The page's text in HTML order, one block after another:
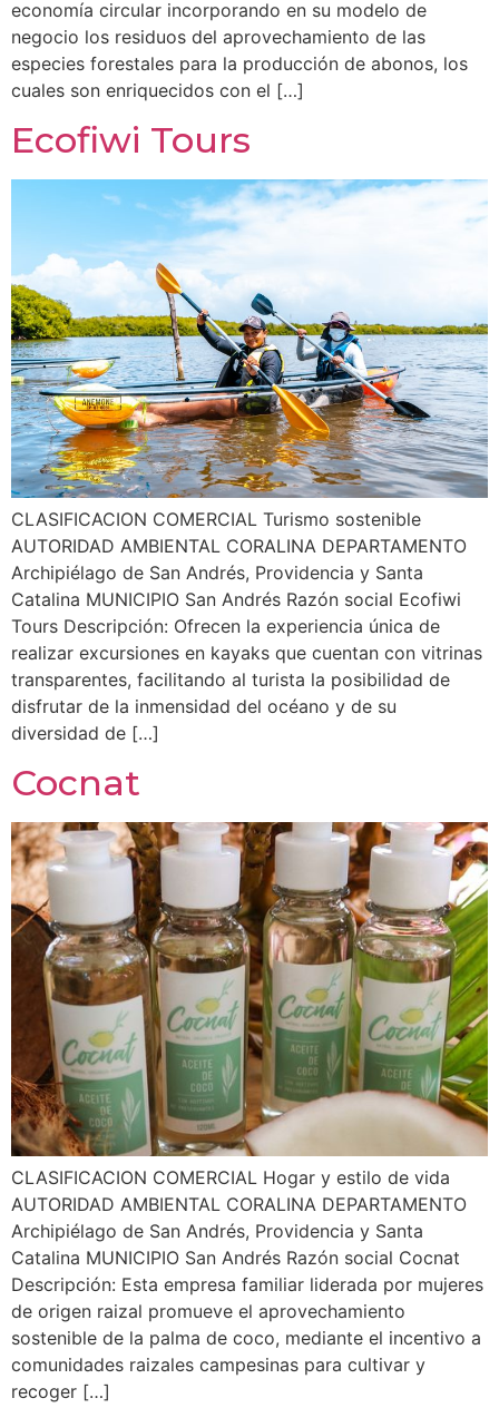
economía circular incorporando en su modelo de
negocio los residuos del aprovechamiento de las
especies forestales para la producción de abonos, los
cuales son enriquecidos con el […]
Ecofiwi Tours
CLASIFICACION COMERCIAL Turismo sostenible
AUTORIDAD AMBIENTAL CORALINA DEPARTAMENTO
Archipiélago de San Andrés, Providencia y Santa
Catalina MUNICIPIO San Andrés Razón social Ecofiwi
Tours Descripción: Ofrecen la experiencia única de
realizar excursiones en kayaks que cuentan con vitrinas
transparentes, facilitando al turista la posibilidad de
disfrutar de la inmensidad del océano y de su
diversidad de […]
Cocnat
CLASIFICACION COMERCIAL Hogar y estilo de vida
AUTORIDAD AMBIENTAL CORALINA DEPARTAMENTO
Archipiélago de San Andrés, Providencia y Santa
Catalina MUNICIPIO San Andrés Razón social Cocnat
Descripción: Esta empresa familiar liderada por mujeres
de origen raizal promueve el aprovechamiento
sostenible de la palma de coco, mediante el incentivo a
comunidades raizales campesinas para cultivar y
recoger […]